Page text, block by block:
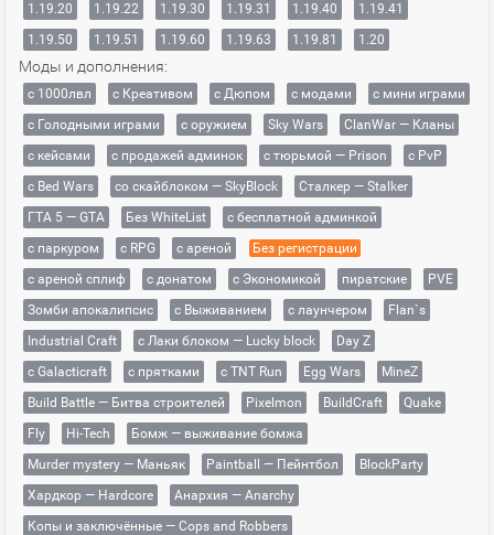
1.19.20
1.19.22 1.19.30 1.19.31 1.19.40
1.19.41
1.19.50
1.19.51 1.19.60 1.19.63 1.19.81 1.20
Моды и дополнения:
с 1000лвл c Креативом с Дюпом с модами
с мини играми
с Голодными играми
с оружием Sky Wars
ClanWar — Кланы
с кейсами
с продажей админок с тюрьмой — Prison
с PvP
с Bed Wars
со скайблоком — SkyBlock
Сталкер — Stalker
ГТА 5 — GTA
Без WhiteList
с бесплатной админкой
с паркуром
с RPG с ареной
Без регистрации
с ареной сплиф
с донатом с Экономикой пиратские
PVE
Зомби апокалипсис
с Выживанием с лаунчером
Flan`s
Industrial Craft
с Лаки блоком — Lucky block
Day Z
с Galacticraft
с прятками с TNT Run Egg Wars
MineZ
Build Battle — Битва строителей
Pixelmon BuildCraft
Quake
Fly
Hi-Tech
Бомж — выживание бомжа
Murder mystery — Маньяк
Paintball — Пейнтбол
BlockParty
Хардкор — Hardcore
Анархия — Anarchy
Копы и заключённые — Cops and Robbers